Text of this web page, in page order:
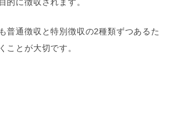
的に徴収されます。
普通徴収と特別徴収の2種類ずつあるた
ことが大切です。